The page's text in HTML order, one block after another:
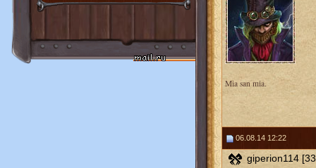
Mia san mia.
06.08.14 12:22
giperion114